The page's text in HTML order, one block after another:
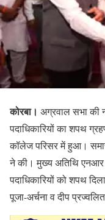
कोरबा। अग्रवाल सभा की
पदाधिकारियों का शपथ
कॉलेज परिसर में हुआ।
ने की। मुख्य अतिथि एनआर
पदाधिकारियों को शपथ
पूजा-अर्चना व दीप